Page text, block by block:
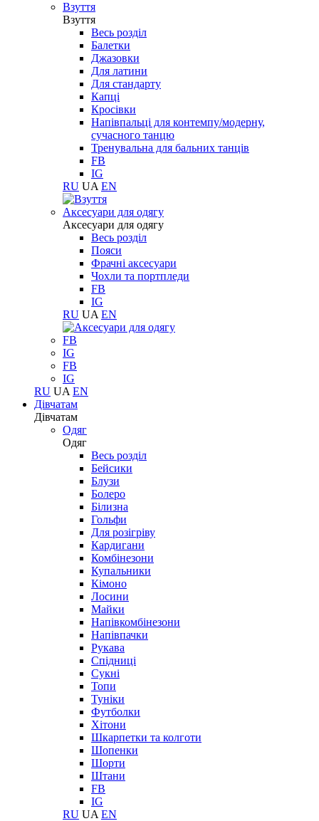
Взуття
Взуття
Весь розділ
Балетки
Джазовки
Для латини
Для стандарту
Капці
Кросівки
Напівпальці для контемпу/модерну,
сучасного танцю
Тренувальна для бальних танців
FB
IG
RU UA EN
Aксесуари для одягу
Aксесуари для одягу
Весь розділ
Пояси
Фрачні аксесуари
Чохли та портпледи
FB
IG
RU UA EN
FB
IG
FB
IG
RU UA EN
Дівчатам
Дівчатам
Одяг
Одяг
Весь розділ
Бейсики
Блузи
Болеро
Білизна
Гольфи
Для розігріву
Кардигани
Комбінезони
Купальники
Кімоно
Лосини
Майки
Напівкомбінезони
Напівпачки
Рукава
Спідниці
Сукні
Топи
Туніки
Футболки
Хітони
Шкарпетки та колготи
Шопенки
Шорти
Штани
FB
IG
RU UA EN